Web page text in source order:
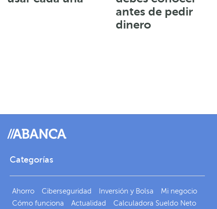
antes de pedir
dinero
Categorías
Ahorro Ciberseguridad Inversión y Bolsa
Mi negocio
Cómo funciona
Actualidad Calculadora Sueldo Neto